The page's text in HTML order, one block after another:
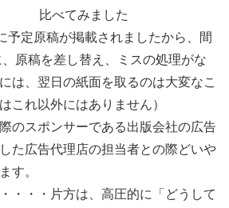
てみました
予定原稿が掲載されましたから、間
原稿を差し替え、ミスの処理がな
は、翌日の紙面を取るのは大変なこ
これ以外にはありません）
のスポンサーである出版会社の広告
た広告代理店の担当者との際どいや
す。
・・・片方は、高圧的に「どうして